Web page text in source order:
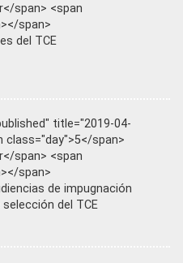
span> <span
span>
del TCE
title="2019-04-
class="day">5</span>
span> <span
span>
de impugnación
del TCE